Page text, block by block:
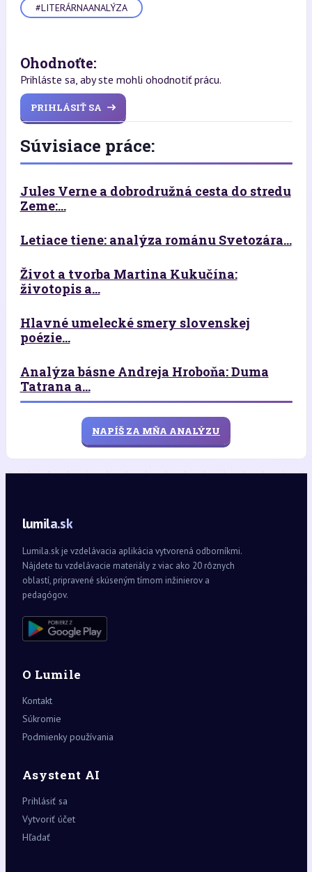
#LITERÁRNAANALÝZA
Ohodnoťte:
Prihláste sa, aby ste mohli ohodnotiť prácu.
PRIHLÁSIŤ SA
Súvisiace práce:
Jules Verne a dobrodružná cesta do stredu
Zeme:...
Letiace tiene: analýza románu Svetozára...
Život a tvorba Martina Kukučína:
životopis a...
Hlavné umelecké smery slovenskej
poézie...
Analýza básne Andreja Hroboňa: Duma
Tatrana a...
NAPÍŠ ZA MŇA ANALÝZU
lumila.sk
Lumila.sk je vzdelávacia aplikácia vytvorená odborníkmi.
Nájdete tu vzdelávacie materiály z viac ako 20 rôznych
oblastí, pripravené skúseným tímom inžinierov a
pedagógov.
O Lumile
Kontakt
Súkromie
Podmienky používania
Asystent AI
Prihlásiť sa
Vytvoriť účet
Hľadať